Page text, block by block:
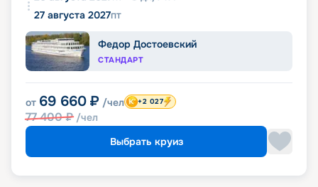
27 августа 2027пт
Федор Достоевский
СТАНДАРТ
от 69 660 ₽ /чел
77 400₽ /чел
+2 027
Выбрать круиз